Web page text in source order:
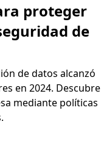
proteger
de
de datos alcanzó
en 2024. Descubre
mediante políticas